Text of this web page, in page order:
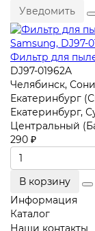
Уведомить
Фильтр для
DJ97-01962A
Челябинск,
Екатеринбург
Екатеринбург,
Центральный
290 ₽
В корзину
Информация
Каталог
Наши контакты